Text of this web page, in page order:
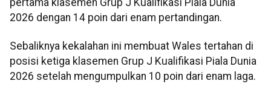
pertama klasemen Grup J Kualifikasi Piala Dunia
2026 dengan 14 poin dari enam pertandingan.
Sebaliknya kekalahan ini membuat Wales tertahan di
posisi ketiga klasemen Grup J Kualifikasi Piala Dunia
2026 setelah mengumpulkan 10 poin dari enam laga.